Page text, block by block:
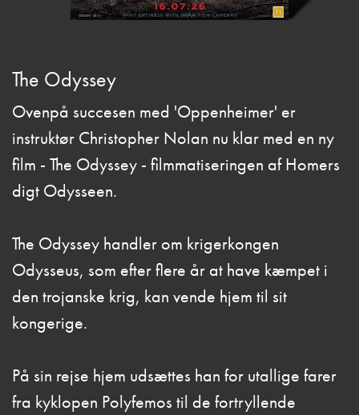
The Odyssey
Ovenpå succesen med 'Oppenheimer' er
instruktør Christopher Nolan nu klar med en ny
film - The Odyssey - filmmatiseringen af Homers
digt Odysseen.
The Odyssey handler om krigerkongen
Odysseus, som efter flere år at have kæmpet i
den trojanske krig, kan vende hjem til sit
kongerige.
På sin rejse hjem udsættes han for utallige farer
fra kyklopen Polyfemos til de fortryllende